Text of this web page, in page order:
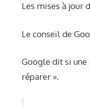
Les mises à jour
Le conseil de
Google ditsi une
réparer ».